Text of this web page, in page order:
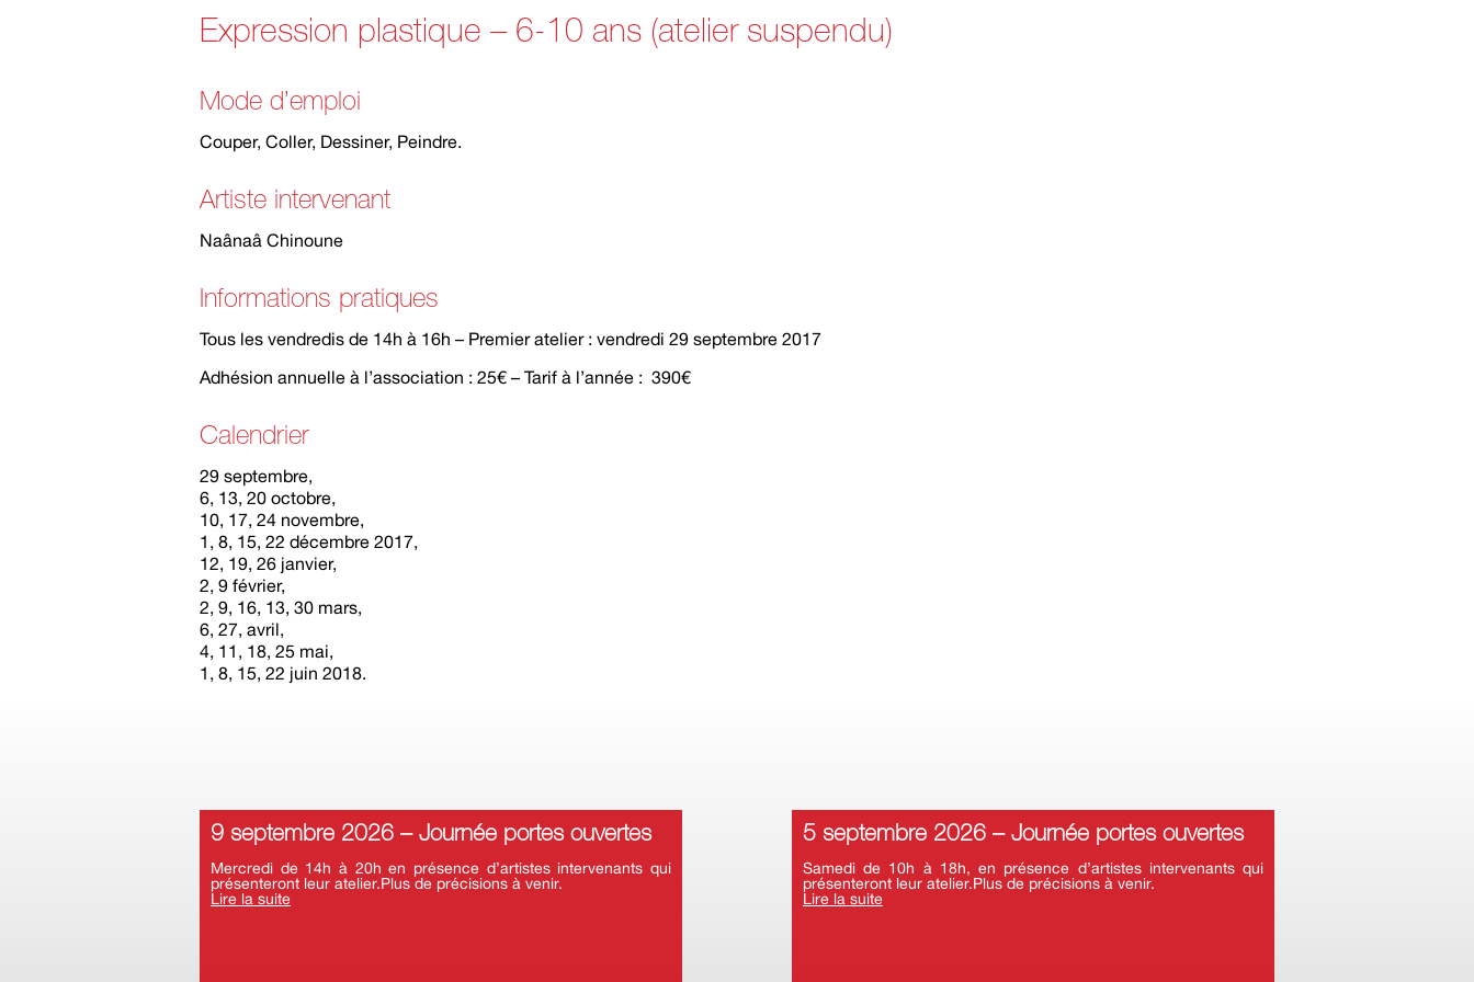
Expression plastique – 6-10 ans (atelier suspendu)
Mode d’emploi
Couper, Coller, Dessiner, Peindre.
Artiste intervenant
Naânaâ Chinoune
Informations pratiques
Tous les vendredis de 14h à 16h – Premier atelier : vendredi 29 septembre 2017
Adhésion annuelle à l’association : 25€ – Tarif à l’année : 390€
Calendrier
29 septembre,
6, 13, 20 octobre,
10, 17, 24 novembre,
1, 8, 15, 22 décembre 2017,
12, 19, 26 janvier,
2, 9 février,
2, 9, 16, 13, 30 mars,
6, 27, avril,
4, 11, 18, 25 mai,
1, 8, 15, 22 juin 2018.
9 septembre 2026 – Journée portes ouvertes
Mercredi de 14h à 20h en présence d’artistes intervenants qui
présenteront leur atelier.Plus de précisions à venir.
Lire la suite
5 septembre 2026 – Journée portes ouvertes
Samedi de 10h à 18h, en présence d’artistes intervenants qui
présenteront leur atelier.Plus de précisions à venir.
Lire la suite